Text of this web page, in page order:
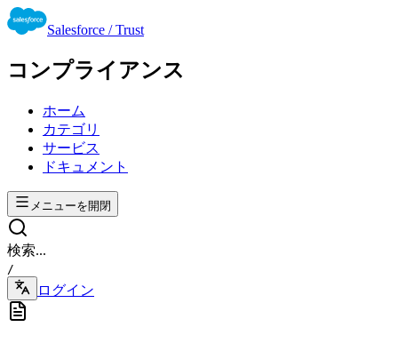
Salesforce / Trust
コンプライアンス
ホーム
カテゴリ
サービス
ドキュメント
メニューを開閉
検索...
/
ログイン